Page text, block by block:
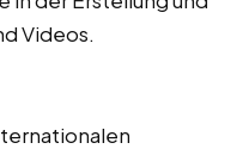
Videos.